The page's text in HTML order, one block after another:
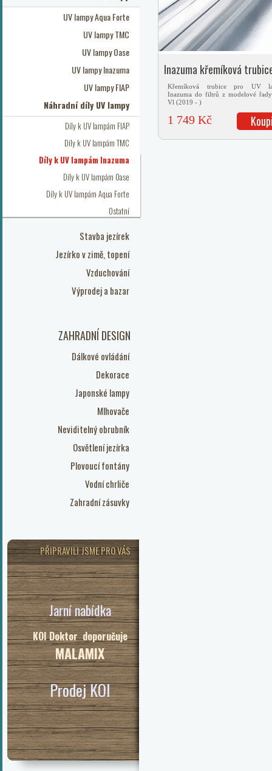
UV lampy Aqua Forte
UV lampy TMC
UV lampy Oase
UV lampy Inazuma
UV lampy FIAP
Náhradní díly UV lampy
Díly k UV lampám FIAP
Díly k UV lampám TMC
Díly k UV lampám Inazuma
Díly k UV lampám Oase
Díly k UV lampám Aqua Forte
Ostatní
Stavba jezírek
Jezírko v zimě, topení
Vzduchování
Výprodej a bazar
ZAHRADNÍ DESIGN
Dálkové ovládání
Dekorace
Japonské lampy
Mlhovače
Neviditelný obrubník
Osvětlení jezírka
Plovoucí fontány
Vodní chrliče
Zahradní zásuvky
PŘIPRAVILI JSME PRO VÁS
Jarní nabídka
KOI Doktor doporučuje
MALAMIX
Prodej KOI
Inazuma křemíková
UV-C V2
Křemíková trubice pro UV
Inazuma do filtrů z modelové
Vl (2019 - )
1 749 Kč